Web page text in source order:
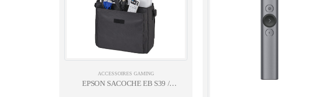
ACCESSOIRES GAMING
EPSON SACOCHE EB S39 /